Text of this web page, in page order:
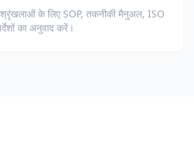
श्रृंखलाओं के लिए SOP, तकनीकी मैनुअल, ISO
का अनुवाद करें।